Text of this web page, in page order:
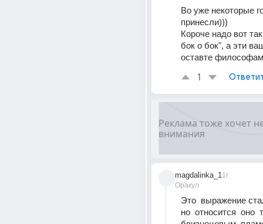
Во уже некоторые
принесли)))
Короче надо вот
бок о бок", а эти
оставте
1
magdalinka_1
Оракул
1г
Это  выражение
но  относится  оно